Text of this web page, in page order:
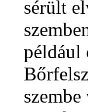
sérült
például